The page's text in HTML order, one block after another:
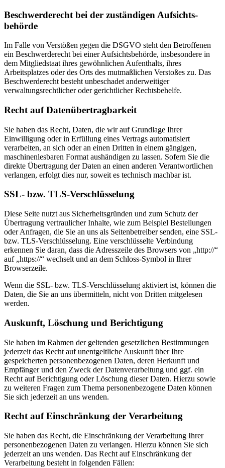
Beschwerde­recht bei der zuständigen Aufsichts­
behörde
Im Falle von Verstößen gegen die DSGVO steht den Betroffenen
ein Beschwerderecht bei einer Aufsichtsbehörde, insbesondere in
dem Mitgliedstaat ihres gewöhnlichen Aufenthalts, ihres
Arbeitsplatzes oder des Orts des mutmaßlichen Verstoßes zu. Das
Beschwerderecht besteht unbeschadet anderweitiger
verwaltungsrechtlicher oder gerichtlicher Rechtsbehelfe.
Recht auf Daten­übertrag­barkeit
Sie haben das Recht, Daten, die wir auf Grundlage Ihrer
Einwilligung oder in Erfüllung eines Vertrags automatisiert
verarbeiten, an sich oder an einen Dritten in einem gängigen,
maschinenlesbaren Format aushändigen zu lassen. Sofern Sie die
direkte Übertragung der Daten an einen anderen Verantwortlichen
verlangen, erfolgt dies nur, soweit es technisch machbar ist.
SSL- bzw. TLS-Verschlüsselung
Diese Seite nutzt aus Sicherheitsgründen und zum Schutz der
Übertragung vertraulicher Inhalte, wie zum Beispiel Bestellungen
oder Anfragen, die Sie an uns als Seitenbetreiber senden, eine SSL-
bzw. TLS-Verschlüsselung. Eine verschlüsselte Verbindung
erkennen Sie daran, dass die Adresszeile des Browsers von „http://“
auf „https://“ wechselt und an dem Schloss-Symbol in Ihrer
Browserzeile.
Wenn die SSL- bzw. TLS-Verschlüsselung aktiviert ist, können die
Daten, die Sie an uns übermitteln, nicht von Dritten mitgelesen
werden.
Auskunft, Löschung und Berichtigung
Sie haben im Rahmen der geltenden gesetzlichen Bestimmungen
jederzeit das Recht auf unentgeltliche Auskunft über Ihre
gespeicherten personenbezogenen Daten, deren Herkunft und
Empfänger und den Zweck der Datenverarbeitung und ggf. ein
Recht auf Berichtigung oder Löschung dieser Daten. Hierzu sowie
zu weiteren Fragen zum Thema personenbezogene Daten können
Sie sich jederzeit an uns wenden.
Recht auf Einschränkung der Verarbeitung
Sie haben das Recht, die Einschränkung der Verarbeitung Ihrer
personenbezogenen Daten zu verlangen. Hierzu können Sie sich
jederzeit an uns wenden. Das Recht auf Einschränkung der
Verarbeitung besteht in folgenden Fällen: